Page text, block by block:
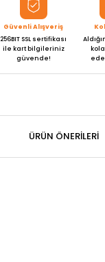
Güvenli Alışveriş
256BIT SSL sertifikası
ile kart bilgileriniz
güvende!
ÜRÜN ÖNERILERI